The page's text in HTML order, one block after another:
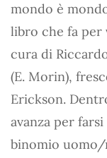
mondo è
libro che fa per
cura di
(E. Morin),
Erickson.
avanza per
binomio